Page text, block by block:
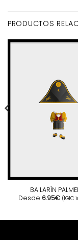
PRODUCTOS
BAILARÍN
Desde 6.95€ (IGIC